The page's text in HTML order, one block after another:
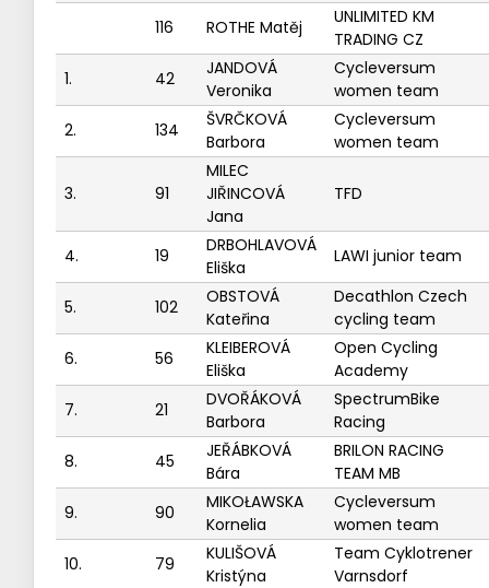
116
ROTHE Matěj
UNLIMITED KM
TRADING CZ
1.
42
JANDOVÁ
Veronika
Cycleversum
women team
2.
134
ŠVRČKOVÁ
Barbora
Cycleversum
women team
3. 91
MILEC
JIŘINCOVÁ
Jana
TFD
4. 19
DRBOHLAVOVÁ
Eliška
LAWI junior team
5. 102
OBSTOVÁ
Kateřina
Decathlon Czech
cycling team
6.
56
KLEIBEROVÁ
Eliška
Open Cycling
Academy
7.
21
DVOŘÁKOVÁ
Barbora
SpectrumBike
Racing
8.
45
JEŘÁBKOVÁ
Bára
BRILON RACING
TEAM MB
9.
90
MIKOŁAWSKA
Kornelia
Cycleversum
women team
10.
79
KULIŠOVÁ
Kristýna
Team Cyklotrener
Varnsdorf